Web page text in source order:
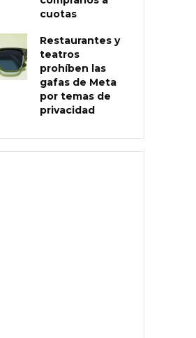
cuotas
Restaurantes y
teatros
prohíben las
gafas de Meta
por temas de
privacidad